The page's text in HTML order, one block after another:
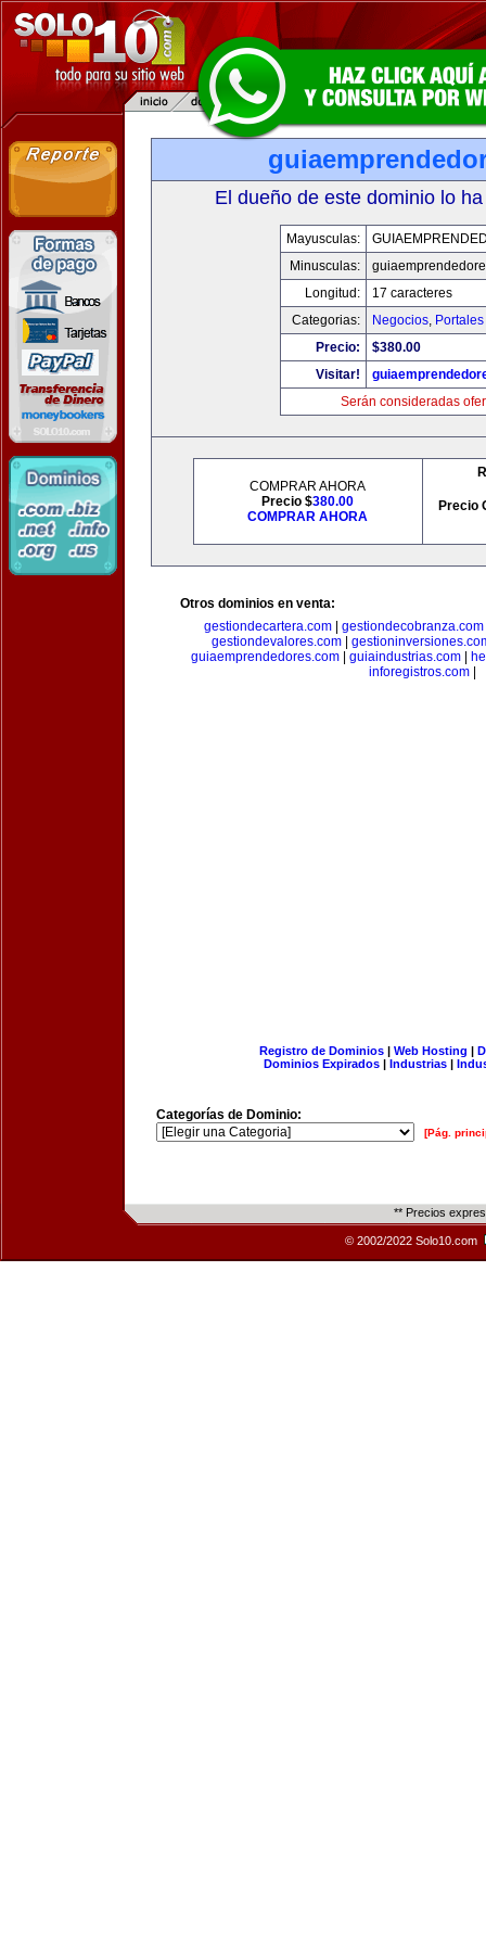
El dueño de este dominio lo
Mayusculas:
Minusculas:
Longitud:
17 caracteres
Categorias:
Negocios, Portales
Precio:
$380.00
Visitar!
Serán consideradas
COMPRAR AHORA
Precio $380.00
COMPRAR AHORA
Precio
Otros dominios en venta:
gestiondecartera.com| gestiondecobranza.com
gestiondevalores.com|
guiaemprendedores.com
guiaindustrias.com
inforegistros.com|
Registro de Dominios| Web Hosting |
Dominios Expirados | Industrias |
Categorías de Dominio:
[Pág.
** Precios
© 2002/2022 Solo10.com